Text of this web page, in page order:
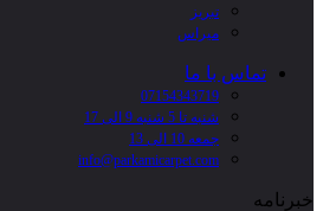
تبریز
میراس
تماس با ما
07154343719
شنبه تا 5 شنبه 9 الی 17
جمعه 10 الی 13
info@parkamicarpet.com
خبرنامه